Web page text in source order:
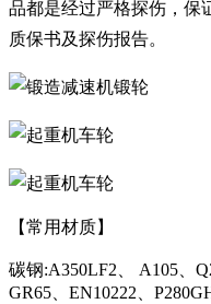
品都是经过严格探伤，保
质保书及探伤报告。
【常用材质】
碳钢:A350LF2、 A105、
GR65、EN10222、